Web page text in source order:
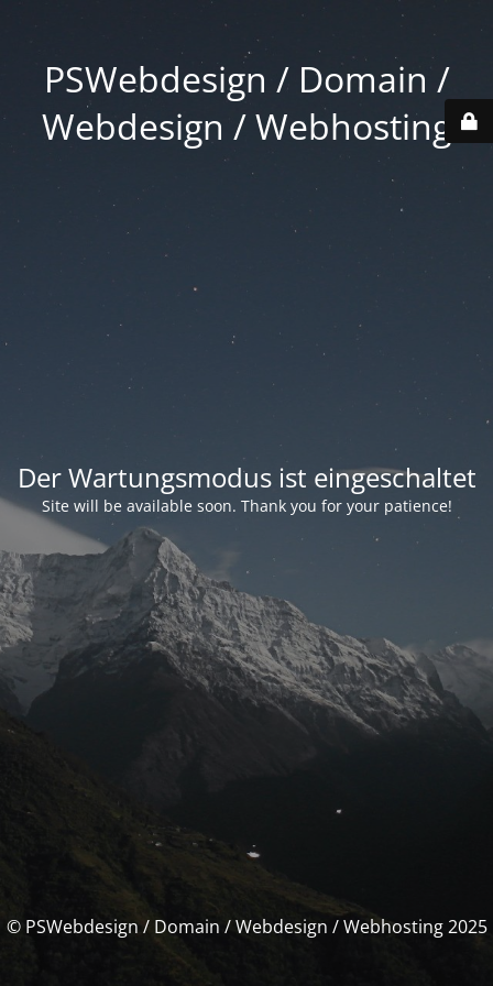
PSWebdesign / Domain /
Webdesign / Webhosting
Der Wartungsmodus ist eingeschaltet
Site will be available soon. Thank you for your patience!
© PSWebdesign / Domain / Webdesign / Webhosting 2025